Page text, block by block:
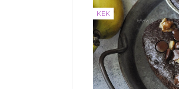
KEK